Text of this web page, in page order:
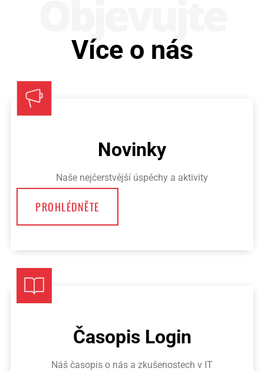
Více o nás
Novinky
Naše nejčerstvější úspěchy a aktivity
PROHLÉDNĚTE
Časopis Login
Náš časopis o nás a zkušenostech v IT